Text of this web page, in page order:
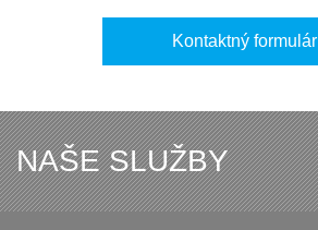
Kontaktný formulár
NAŠE SLUŽBY